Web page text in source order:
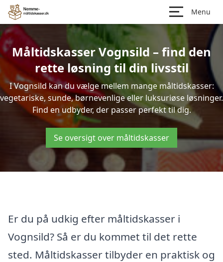
Menu
Måltidskasser Vognsild – find den
rette løsning til din livsstil
I Vognsild kan du vælge mellem mange måltidskasser:
vegetariske, sunde, børnevenlige eller luksuriøse løsninger.
Find en udbyder, der passer perfekt til dig.
Se oversigt over måltidskasser
Er du på udkig efter måltidskasser i
Vognsild? Så er du kommet til det rette
sted. Måltidskasser tilbyder en praktisk og